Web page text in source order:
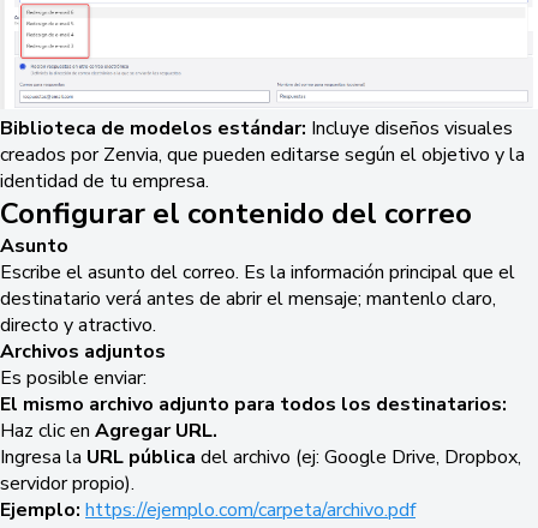
Biblioteca de modelos estándar: Incluye diseños visuales
creados por Zenvia, que pueden editarse según el objetivo y la
identidad de tu empresa.
Configurar el contenido del correo
Asunto
Escribe el asunto del correo. Es la información principal que el
destinatario verá antes de abrir el mensaje; mantenlo claro,
directo y atractivo.
Archivos adjuntos
Es posible enviar:
El mismo archivo adjunto para todos los destinatarios:
Haz clic en Agregar URL.
Ingresa la URL pública del archivo (ej: Google Drive, Dropbox,
servidor propio).
Ejemplo: https://ejemplo.com/carpeta/archivo.pdf